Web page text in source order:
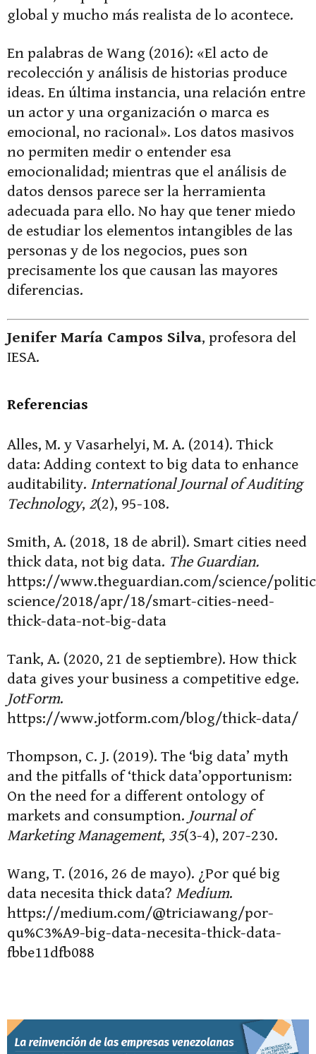
global y mucho más realista de lo acontece.
En palabras de Wang (2016): «El acto de
recolección y análisis de historias produce
ideas. En última instancia, una relación entre
un actor y una organización o marca es
emocional, no racional». Los datos masivos
no permiten medir o entender esa
emocionalidad; mientras que el análisis de
datos densos parece ser la herramienta
adecuada para ello. No hay que tener miedo
de estudiar los elementos intangibles de las
personas y de los negocios, pues son
precisamente los que causan las mayores
diferencias.
Jenifer María Campos Silva, profesora del
IESA.
Referencias
Alles, M. y Vasarhelyi, M. A. (2014). Thick
data: Adding context to big data to enhance
auditability. International Journal of Auditing
Technology, 2(2), 95-108.
Smith, A. (2018, 18 de abril). Smart cities need
thick data, not big data. The Guardian.
https://www.theguardian.com/science/
science/2018/apr/18/smart-cities-need-
thick-data-not-big-data
Tank, A. (2020, 21 de septiembre). How thick
data gives your business a competitive edge.
JotForm.
https://www.jotform.com/blog/thick-data/
Thompson, C. J. (2019). The ‘big data’ myth
and the pitfalls of ‘thick data’opportunism:
On the need for a different ontology of
markets and consumption. Journal of
Marketing Management, 35(3-4), 207-230.
Wang, T. (2016, 26 de mayo). ¿Por qué big
data necesita thick data? Medium.
https://medium.com/@triciawang/por-
qu%C3%A9-big-data-necesita-thick-data-
fbbe11dfb088